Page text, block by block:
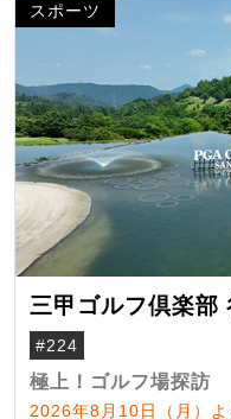
スポーツ
三甲ゴルフ倶楽
#224
極上！ゴルフ場探訪
2026年8月10日（月）